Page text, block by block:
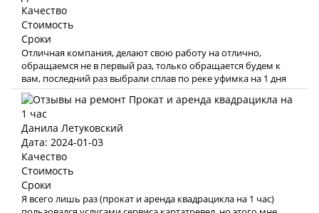
Качество
Стоимость
Сроки
Отличная компания, делают свою работу на отлично,
обращаемся не в первый раз, только обращается будем к
вам, последний раз выбрали сплав по реке уфимка на 1 дня
Данила Летуковский
Дата: 2024-01-03
Качество
Стоимость
Сроки
Я всего лишь раз (прокат и аренда квадрацикла на 1 час)